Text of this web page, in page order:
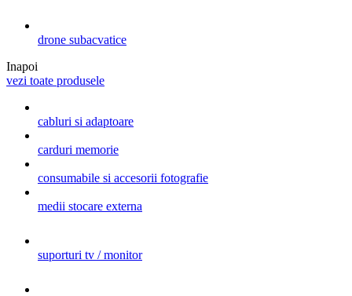
drone subacvatice
Inapoi
vezi toate produsele
cabluri si adaptoare
carduri memorie
consumabile si accesorii fotografie
medii stocare externa
suporturi tv / monitor